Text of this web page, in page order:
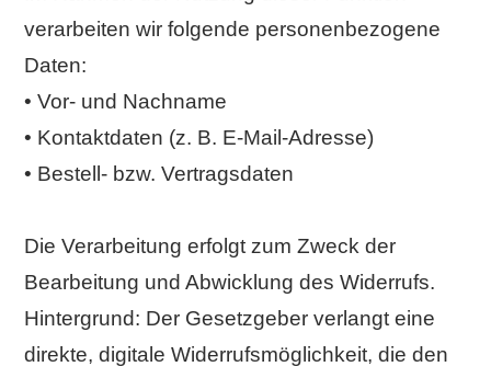
verarbeiten wir folgende personenbezogene
Daten:
• Vor- und Nachname
• Kontaktdaten (z. B. E-Mail-Adresse)
• Bestell- bzw. Vertragsdaten
Die Verarbeitung erfolgt zum Zweck der
Bearbeitung und Abwicklung des Widerrufs.
Hintergrund: Der Gesetzgeber verlangt eine
direkte, digitale Widerrufsmöglichkeit, die den